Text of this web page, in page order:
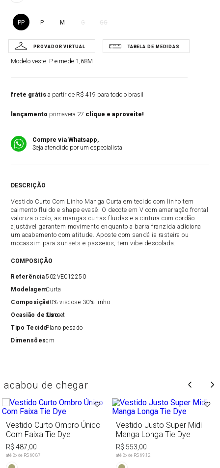
PP P M G GG
Modelo veste: P e mede 1,68M
frete grátis a partir de R$ 419 para todo o brasil
lançamento primavera 27.clique e aproveite!
Compre via Whatsapp,
Seja atendido por um especialista
DESCRIÇÃO
Vestido Curto Com Linho Manga Curta em tecido com linho tem
caimento fluido e shape evasê. O decote em V com amarração frontal
valoriza o colo, as mangas curtas fluidas e a cintura com cordão
ajustável garantem movimento enquanto a barra franzida adiciona
um acabamento com atitude. Aposte com sandália rasteira ou
mocassim para sunsets e passeios, tem vibe descolada.
COMPOSIÇÃO
Referência502VE012250
ModelagemCurta
Composição70% viscose 30% linho
Ocasião de Uso
Sunset
Tipo TecidoPlano pesado
Dimensõescm
acabou de chegar
Vestido Curto Ombro Único
Com Faixa Tie Dye
R$ 487,00
até 8x de R$ 60,87
Vestido Justo Super Midi
Manga Longa Tie Dye
R$ 553,00
até 8x de R$ 69,12